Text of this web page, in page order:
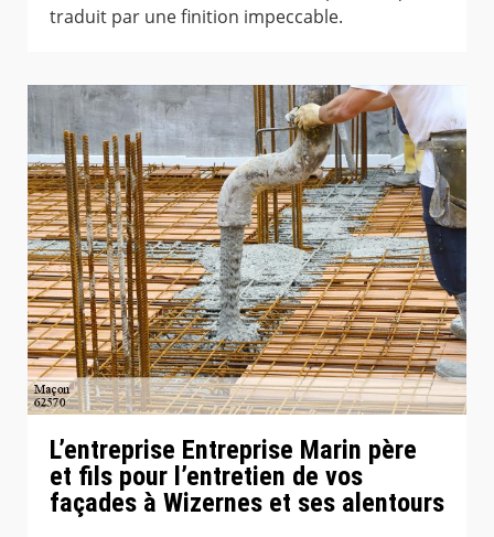
traduit par une finition impeccable.
L’entreprise Entreprise Marin père
et fils pour l’entretien de vos
façades à Wizernes et ses alentours